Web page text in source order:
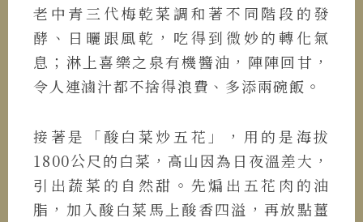
老中青三代梅乾菜調和著不同階段的發
酵、日曬跟風乾，吃得到微妙的轉化氣
息；淋上喜樂之泉有機醬油，陣陣回甘，
令人連滷汁都不捨得浪費、多添兩碗飯。
接著是「酸白菜炒五花」，用的是海拔
1800公尺的白菜，高山因為日夜溫差大，
引出蔬菜的自然甜。先煸出五花肉的油
脂，加入酸白菜馬上酸香四溢，再放點薑